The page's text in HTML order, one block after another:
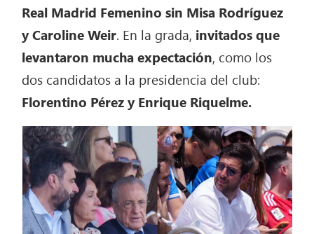
Real Madrid Femenino sin Misa Rodríguez
y Caroline Weir. En la grada, invitados que
levantaron mucha expectación, como los
dos candidatos a la presidencia del club:
Florentino Pérez y Enrique Riquelme.